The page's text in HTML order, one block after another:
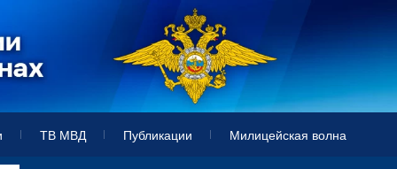
ТВ МВД Публикации Милицейская волна